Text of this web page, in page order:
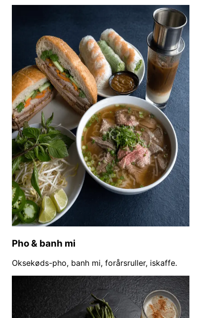
Pho & banh mi
Oksekøds-pho, banh mi, forårsruller, iskaffe.